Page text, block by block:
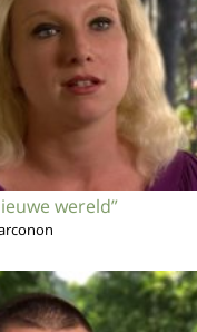
wereld”